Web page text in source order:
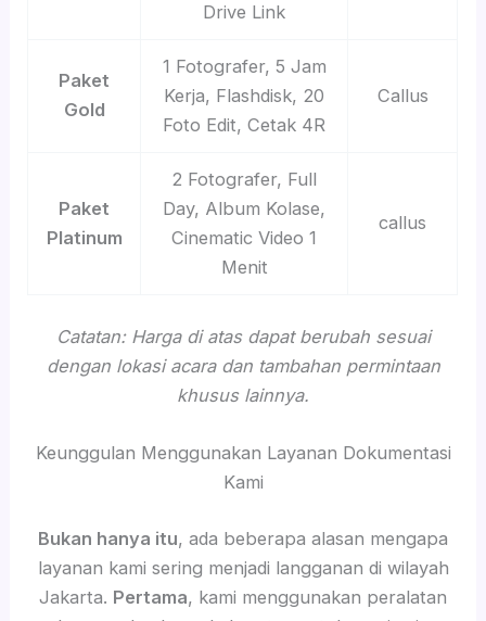
Drive Link
Paket
Gold
1 Fotografer, 5 Jam
Kerja, Flashdisk, 20
Foto Edit, Cetak 4R
Callus
Paket
Platinum
2 Fotografer, Full
Day, Album Kolase,
Cinematic Video 1
Menit
callus
Catatan: Harga di atas dapat berubah sesuai
dengan lokasi acara dan tambahan permintaan
khusus lainnya.
Keunggulan Menggunakan Layanan Dokumentasi
Kami
Bukan hanya itu, ada beberapa alasan mengapa
layanan kami sering menjadi langganan di wilayah
Jakarta. Pertama, kami menggunakan peralatan